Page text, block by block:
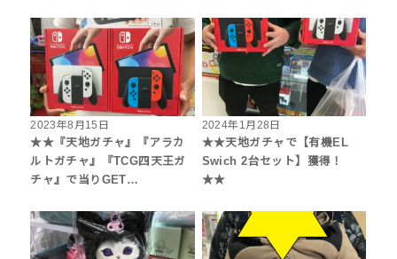
2023年8月15日
★★『天地ガチャ』『アラカ
ルトガチャ』『TCG四天王ガ
チャ』で当りGET…
2024年1月28日
★★天地ガチャで【有機EL
Swich 2台セット】獲得！
★★